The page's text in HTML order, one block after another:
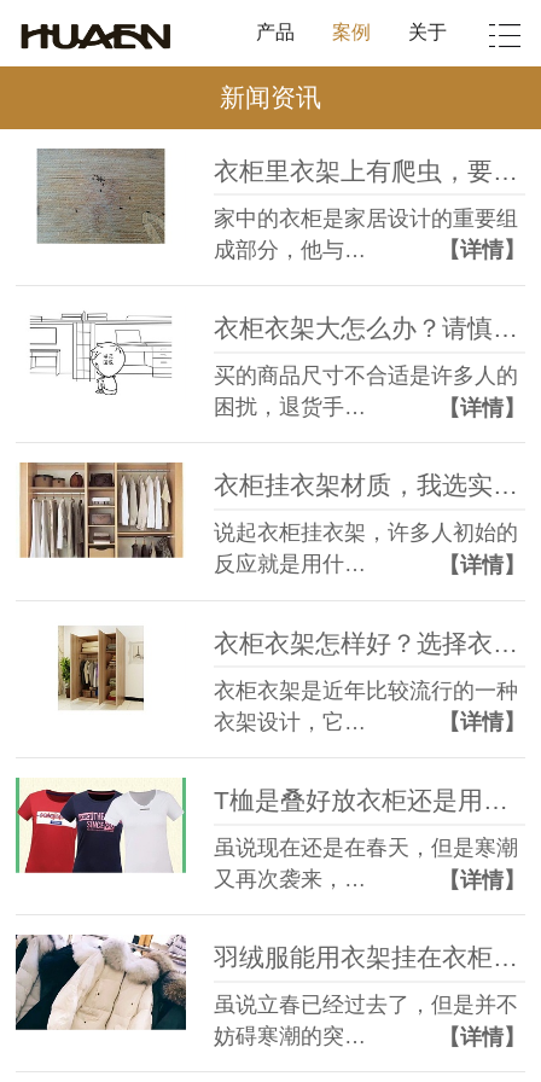
产品 案例 关于
新闻资讯
衣柜里衣架上有爬虫，要注意的几点【华恩衣架】
家中的衣柜是家居设计的重要组
成部分，他与…
【详情】
衣柜衣架大怎么办？请慎重选择衣架尺寸【华恩衣架】
买的商品尺寸不合适是许多人的
困扰，退货手…
【详情】
衣柜挂衣架材质，我选实木衣架【华恩衣架】
说起衣柜挂衣架，许多人初始的
反应就是用什…
【详情】
衣柜衣架怎样好？选择衣柜衣架你要知道的这几点【华恩衣架】
衣柜衣架是近年比较流行的一种
衣架设计，它…
【详情】
T桖是叠好放衣柜还是用衣架挂起来？【华恩衣架】
虽说现在还是在春天，但是寒潮
又再次袭来，…
【详情】
羽绒服能用衣架挂在衣柜里吗，当然可以【华恩衣架】
虽说立春已经过去了，但是并不
妨碍寒潮的突…
【详情】